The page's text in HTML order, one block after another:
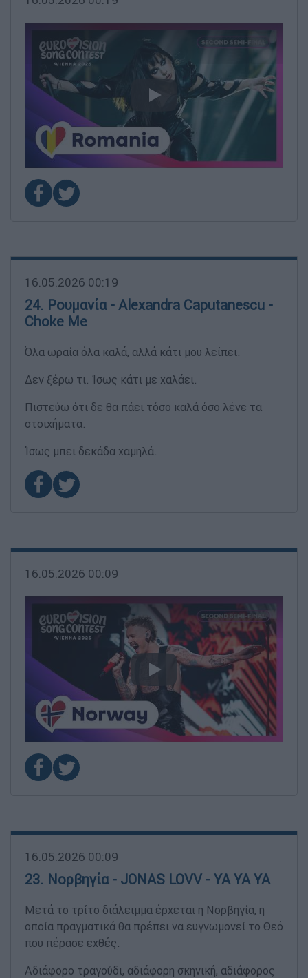
video
16.05.2026 00:19
24. Ρουμανία - Alexandra Caputanescu -
Choke Me
Όλα ωραία όλα καλά, αλλά κάτι μου λείπει.
Δεν ξέρω τι. Ίσως κάτι με χαλάει.
Πιστεύω ότι δε θα πάει τόσο καλά όσο λένε τα
στοιχήματα.
Ίσως μπει δεκάδα χαμηλά.
16.05.2026 00:09
video
16.05.2026 00:09
23. Νορβηγία - JONAS LOVV - YA YA YA
Μετά το τρίτο διάλειμμα έρχεται η Νορβηγία, η
οποία πραγματικά θα πρέπει να ευγνωμονεί το Θεό
που πέρασε εχθές.
Αδιάφορο τραγούδι, αδιάφορη σκηνική, αδιάφορος